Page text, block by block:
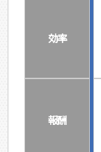
効率
報酬